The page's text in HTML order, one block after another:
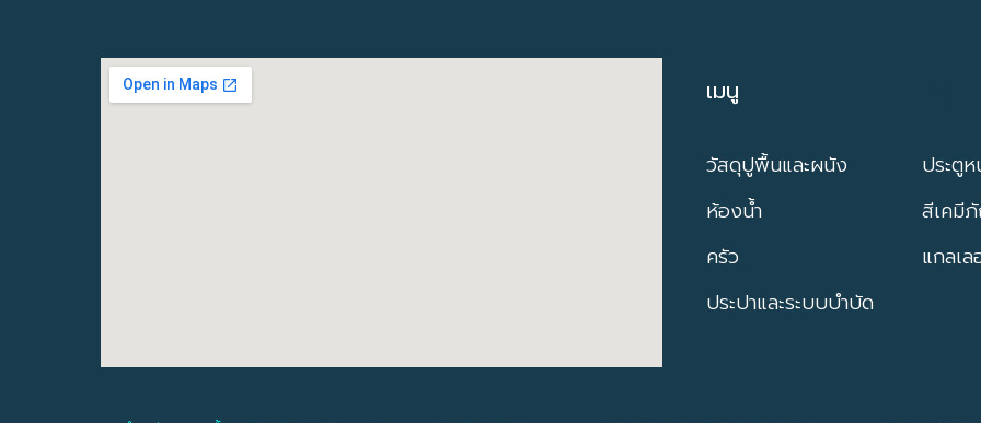
เมนู
วัสดุปูพื้นและผนัง
ห้องน้ำ
ครัว
ประปาและระบบบำบัด
ประตูห
สีเคมี
แกลเล